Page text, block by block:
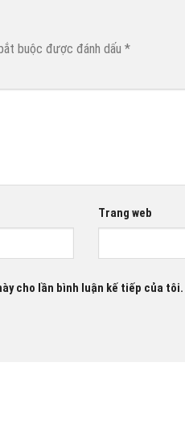
buộc được đánh dấu *
Trang web
cho lần bình luận kế tiếp của tôi.